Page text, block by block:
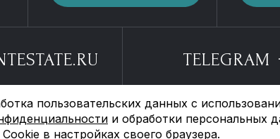
TELEGRAM
Политика
пользовательских данных с
и обработки персональных
в настройках своего браузера.